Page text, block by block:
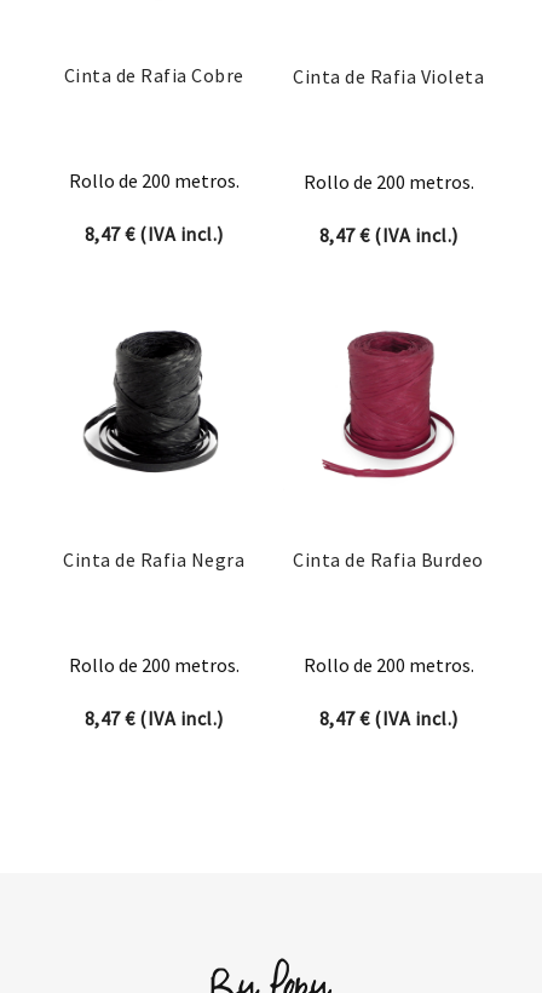
Cinta de Rafia Cobre
Rollo de 200 metros.
8,47€(IVA incl.)
Cinta de Rafia Violeta
Rollo de 200 metros.
8,47€(IVA incl.)
Cinta de Rafia Negra
Rollo de 200 metros.
8,47€(IVA incl.)
Cinta de Rafia Burdeo
Rollo de 200 metros.
8,47€(IVA incl.)